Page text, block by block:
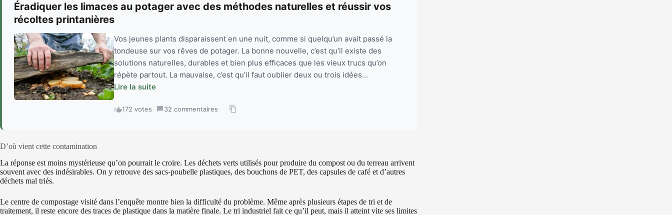
Éradiquer les limaces au potager avec des méthodes naturelles et réussir vos
récoltes printanières
Vos jeunes plants disparaissent en une nuit, comme si quelqu’un avait passé la
tondeuse sur vos rêves de potager. La bonne nouvelle, c’est qu’il existe des
solutions naturelles, durables et bien plus efficaces que les vieux trucs qu’on
répète partout. La mauvaise, c’est qu’il faut oublier deux ou trois idées...
Lire la suite
172 votes · 32 commentaires ·
D’où vient cette contamination
La réponse est moins mystérieuse qu’on pourrait le croire. Les déchets verts utilisés pour produire du compost ou du terreau arrivent
souvent avec des indésirables. On y retrouve des sacs-poubelle plastiques, des bouchons de PET, des capsules de café et d’autres
déchets mal triés.
Le centre de compostage visité dans l’enquête montre bien la difficulté du problème. Même après plusieurs étapes de tri et de
traitement, il reste encore des traces de plastique dans la matière finale. Le tri industriel fait ce qu’il peut, mais il atteint vite ses limites